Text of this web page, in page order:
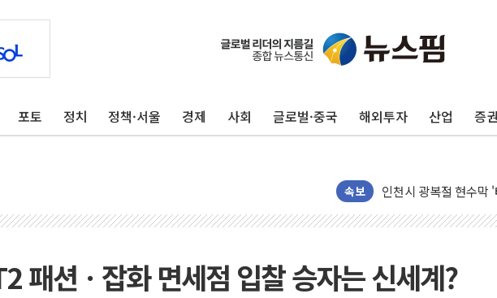
포토 정치 정책·서울 경제 사회 글로벌·중국 해외투자 산업 증
속보
최태원, 노소영에
하나금융, 명동 소상
병무청, 보충역 전면
홈플러스發 대형마트
'호우·산사태 주의보'
여야, 황희 '버스 하우
패션ㆍ잡화 면세점 입찰 승자는 신세계?